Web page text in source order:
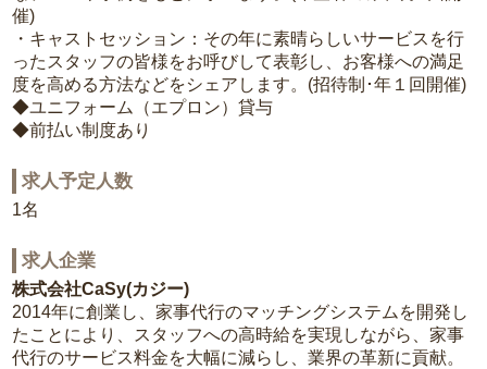
催)
・キャストセッション：その年に素晴らしいサービスを行
ったスタッフの皆様をお呼びして表彰し、お客様への満足
度を高める方法などをシェアします。(招待制･年１回開催)
◆ユニフォーム（エプロン）貸与
◆前払い制度あり
求人予定人数
1名
求人企業
株式会社CaSy(カジー)
2014年に創業し、家事代行のマッチングシステムを開発し
たことにより、スタッフへの高時給を実現しながら、家事
代行のサービス料金を大幅に減らし、業界の革新に貢献。